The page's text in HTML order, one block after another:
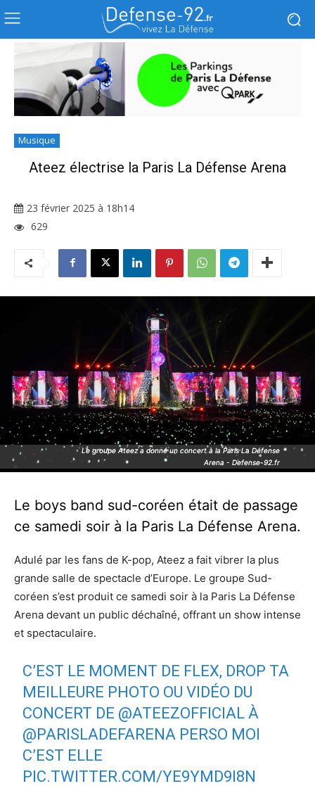
Musique
Ateez électrise la Paris La Défense Arena
23 février 2025 à 18h14
629
Le groupe Ateez a donné un concert à la Paris La Défense
Arena - Defense-92.fr
Le groupe Ateez a donné un concert à la Paris La Défense
Arena - Defense-92.fr
Le boys band sud-coréen était de passage
ce samedi soir à la Paris La Défense Arena.
Adulé par les fans de K-pop, Ateez a fait vibrer la plus
grande salle de spectacle d’Europe. Le groupe Sud-
coréen s’est produit ce samedi soir à la Paris La Défense
Arena devant un public déchaîné, offrant un show intense
et spectaculaire.
C’EST LE MOMENT DE FLEX, DROP TA
MEILLEURE PHOTO OU VIDÉO DU
CONCERT DE @ATEEZOFFICIAL À
@PARISLADEFARENA PERSO MOI
C’EST ELLE
PIC.TWITTER.COM/YE9YMD9I8N